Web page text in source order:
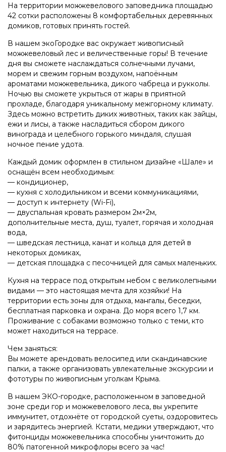
На территории можжевелового заповедника площадью
42 сотки расположены 8 комфортабельных деревянных
домиков, готовых принять гостей.
В нашем экоГородке вас окружает живописный
можжевеловый лес и величественные горы! В течение
дня вы сможете наслаждаться солнечными лучами,
морем и свежим горным воздухом, напоённым
ароматами можжевельника, дикого чабреца и рукколы.
Ночью вы сможете укрыться от жары в приятной
прохладе, благодаря уникальному межгорному климату.
Здесь можно встретить диких животных, таких как зайцы,
ежи и лисы, а также насладиться сбором дикого
винограда и целебного горького миндаля, слушая
ночное пение удота.
Каждый домик оформлен в стильном дизайне «Шале» и
оснащён всем необходимым:
— кондиционер,
— кухня с холодильником и всеми коммуникациями,
— доступ к интернету (Wi-Fi),
— двуспальная кровать размером 2м×2м,
дополнительные места, душ, туалет, горячая и холодная
вода,
— шведская лестница, канат и кольца для детей в
некоторых домиках,
— детская площадка с песочницей для самых маленьких.
Кухня на террасе под открытым небом с великолепными
видами — это настоящая мечта для хозяйки! На
территории есть зоны для отдыха, мангалы, беседки,
бесплатная парковка и охрана. До моря всего 1,7 км.
Проживание с собаками возможно только с теми, кто
может находиться на террасе.
Чем заняться:
Вы можете арендовать велосипед или скандинавские
палки, а также организовать увлекательные экскурсии и
фототуры по живописным уголкам Крыма.
В нашем ЭКО-городке, расположенном в заповедной
зоне среди гор и можжевелового леса, вы укрепите
иммунитет, отдохнёте от городской суеты, оздоровитесь
и зарядитесь энергией. Кстати, медики утверждают, что
фитонциды можжевельника способны уничтожить до
80% патогенной микрофлоры всего за час!